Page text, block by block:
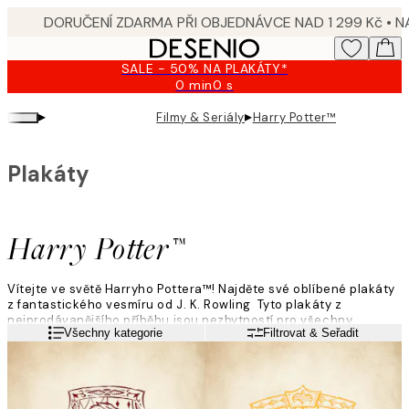
SALE - 50% NA PLAKÁTY*
0 min0 s
Platné
do:
2026-
▸ Filmy & Seriály▸Harry Potter™
Harry Potter™
Plakáty
Vítejte ve světě Harryho Pottera™! Najděte své oblíbené plakáty
z fantastického vesmíru od J. K. Rowling Tyto plakáty z
nejprodávanějšího příběhu jsou nezbytností pro všechny
čaroděje a čarodějnice. Do které koleje v Bradavicích patříte?
Přečtěte si víceVšechny kategorie Filtrovat & Seřadit